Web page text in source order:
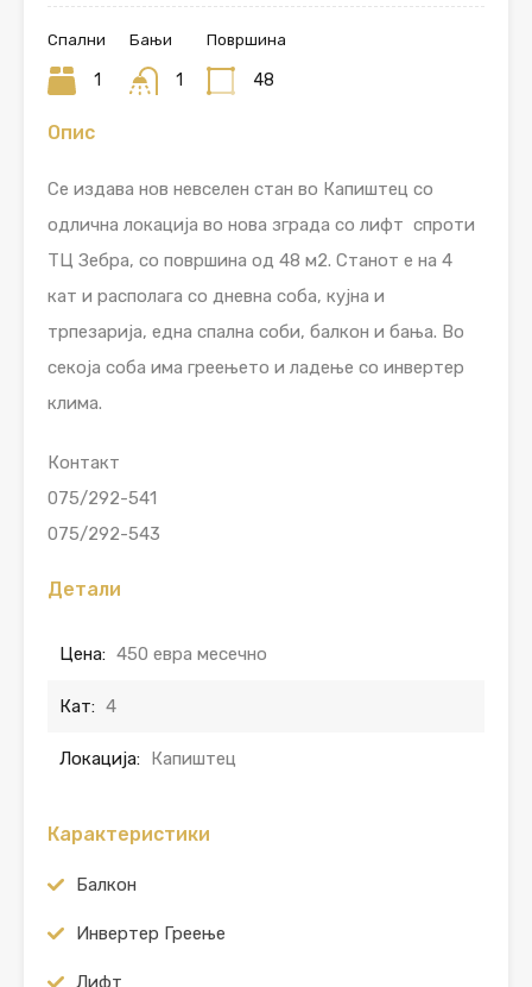
Спални
1
Бањи
1
Површина
48
Опис
Се издава нов невселен стан во Капиштец со
одлична локација во нова зграда со лифт спроти
ТЦ Зебра, со површина од 48 м2. Станот е на 4
кат и располага со дневна соба, кујна и
трпезарија, една спална соби, балкон и бања. Во
секоја соба има греењето и ладење со инвертер
клима.
Контакт
075/292-541
075/292-543
Детали
Цена: 450 евра месечно
Кат: 4
Локација: Капиштец
Карактеристики
Балкон
Инвертер Греење
Лифт